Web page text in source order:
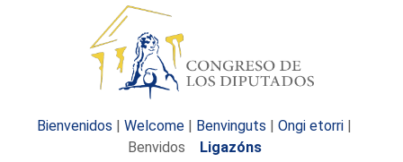
Bienvenidos | Welcome | Benvinguts | Ongi etorri |
Benvidos Ligazóns